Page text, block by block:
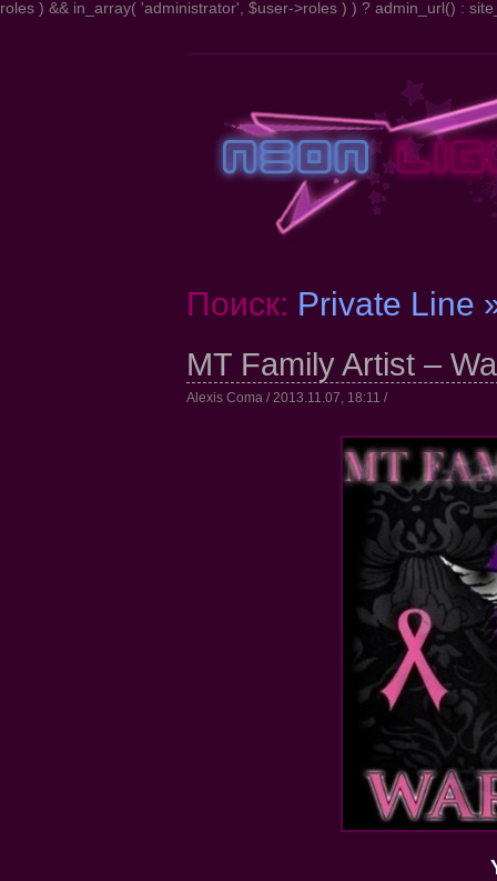
roles ) && in_array( 'administrator', $user->roles ) ) ? admin_url() :
Поиск: Private Line
MT Family Artist –
Alexis Coma / 2013.11.07, 18:11 /